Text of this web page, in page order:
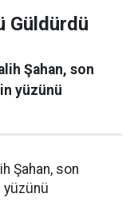
Güldürdü
Şahan, son
yüzünü
Şahan, son